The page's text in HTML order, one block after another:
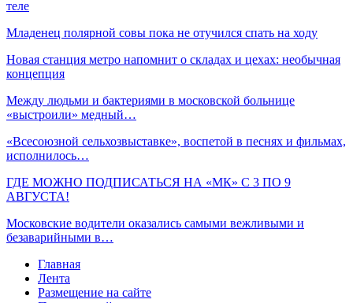
теле
Младенец полярной совы пока не отучился спать на ходу
Новая станция метро напомнит о складах и цехах: необычная
концепция
Между людьми и бактериями в московской больнице
«выстроили» медный…
«Всесоюзной сельхозвыставке», воспетой в песнях и фильмах,
исполнилось…
ГДЕ МОЖНО ПОДПИСАТЬСЯ НА «МК» С 3 ПО 9
АВГУСТА!
Московские водители оказались самыми вежливыми и
безаварийными в…
Главная
Лента
Размещение на сайте